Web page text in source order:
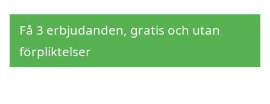
Få 3 erbjudanden, gratis och utan
förpliktelser